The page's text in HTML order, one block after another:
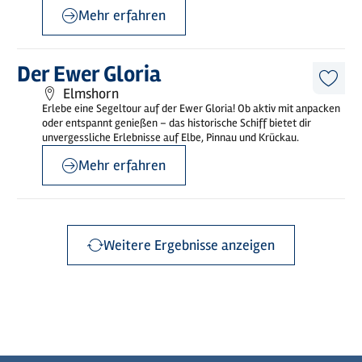
Mehr erfahren
Der Ewer Gloria
Elmshorn
Erlebe eine Segeltour auf der Ewer Gloria! Ob aktiv mit anpacken
oder entspannt genießen – das historische Schiff bietet dir
unvergessliche Erlebnisse auf Elbe, Pinnau und Krückau.
Mehr
erfahren
Mehr erfahren
Weitere Ergebnisse anzeigen